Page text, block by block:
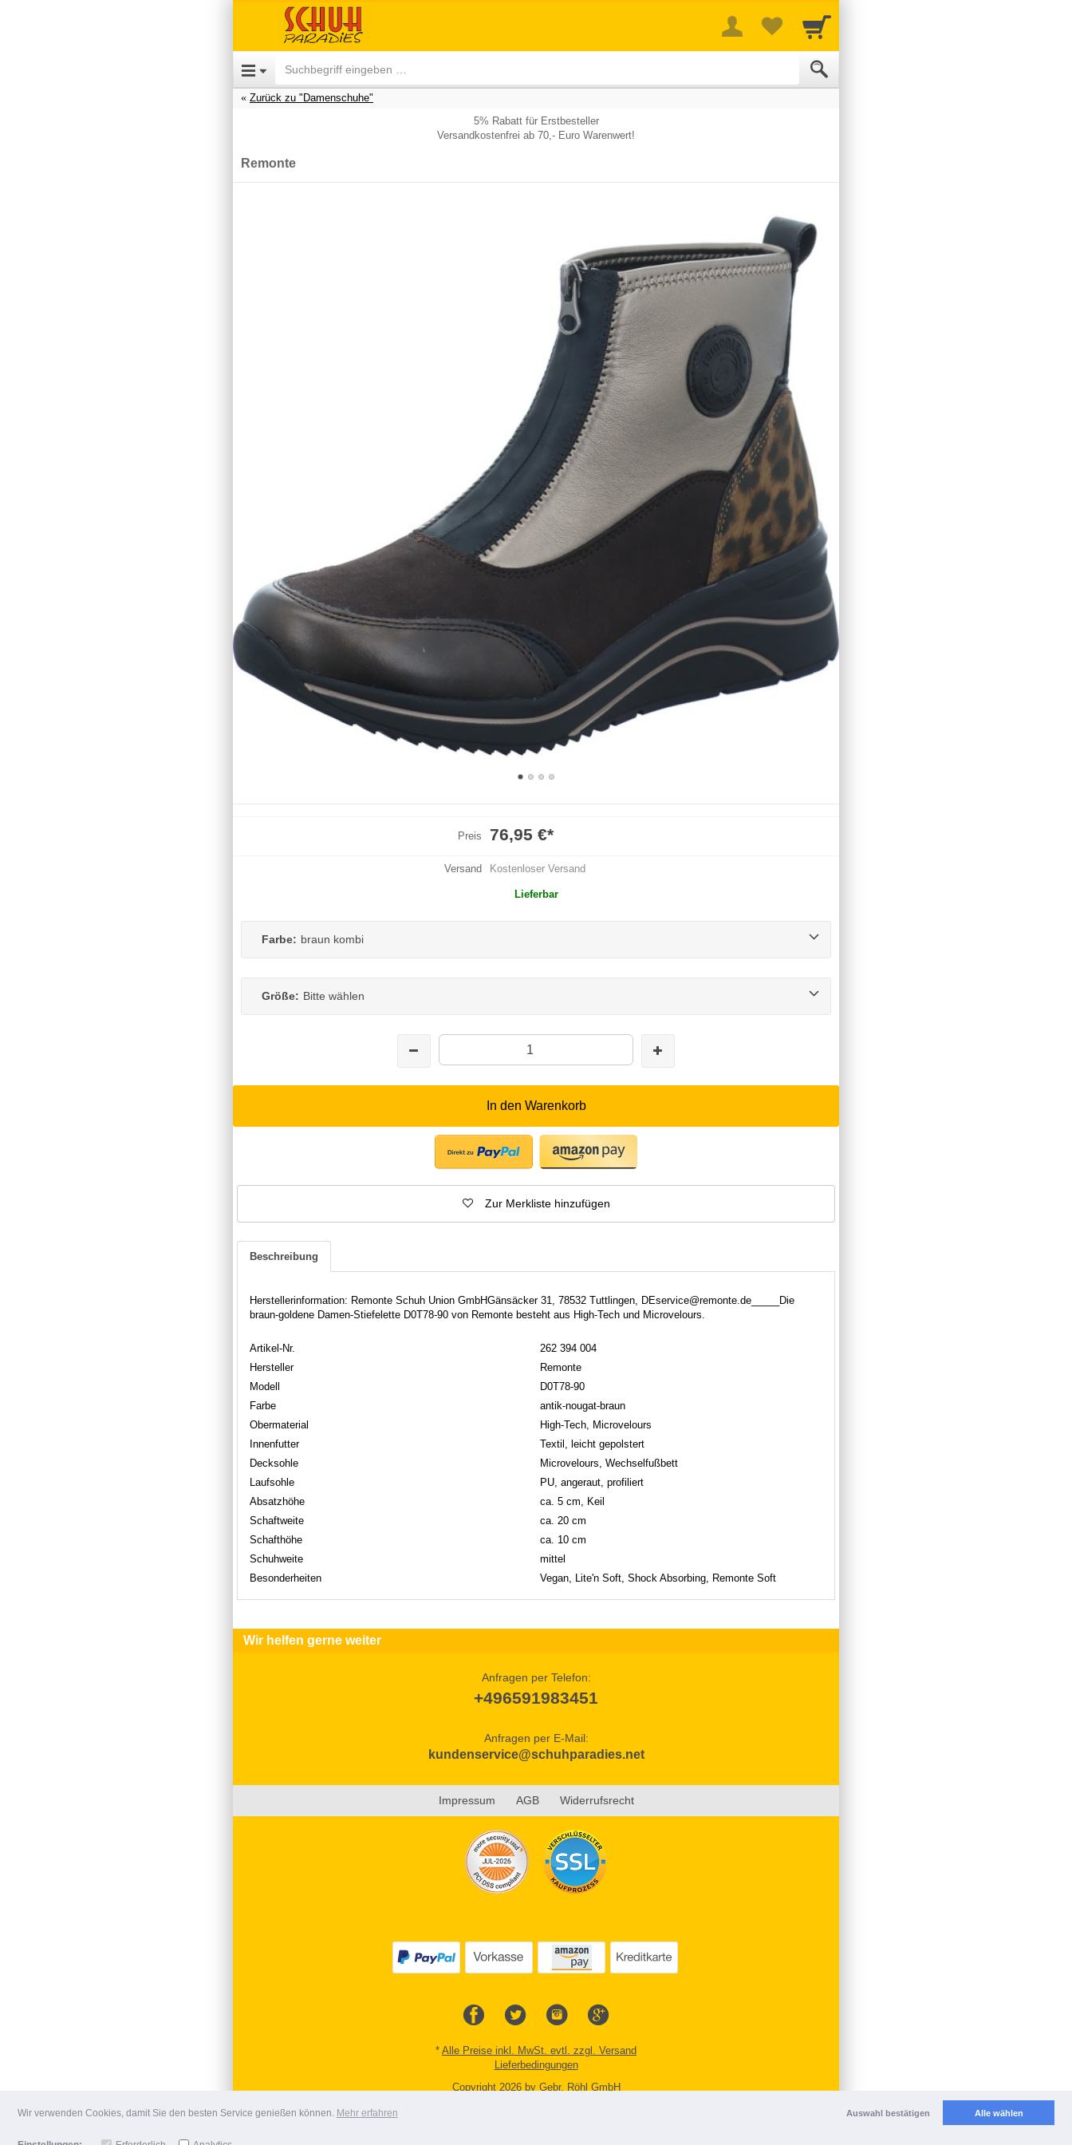
Wir verwenden Cookies, damit Sie den besten Service genießen können. Mehr erfahren Auswahl bestätigen Alle wählen
Zurück zu "Damenschuhe"
5% Rabatt für Erstbesteller
Versandkostenfrei ab 70,- Euro Warenwert!
Remonte
Preis 76,95 €*
Versand Kostenloser Versand
Lieferbar
Farbe: braun kombi
Größe: Bitte wählen
In den Warenkorb
Zur Merkliste hinzufügen
Beschreibung
Herstellerinformation: Remonte Schuh Union GmbHGänsäcker 31, 78532 Tuttlingen, DEservice@remonte.de_____Die
braun-goldene Damen-Stiefelette D0T78-90 von Remonte besteht aus High-Tech und Microvelours.
Artikel-Nr.
262 394 004
Hersteller
Remonte
Modell
D0T78-90
Farbe
antik-nougat-braun
Obermaterial
High-Tech, Microvelours
Innenfutter
Textil, leicht gepolstert
Decksohle
Microvelours, Wechselfußbett
Laufsohle
PU, angeraut, profiliert
Absatzhöhe
ca. 5 cm, Keil
Schaftweite
ca. 20 cm
Schafthöhe
ca. 10 cm
Schuhweite
mittel
Besonderheiten
Vegan, Lite'n Soft, Shock Absorbing, Remonte Soft
Wir helfen gerne weiter
Anfragen per Telefon:
+496591983451
Anfragen per E-Mail:
kundenservice@schuhparadies.net
Impressum AGB Widerrufsrecht
* Alle Preise inkl. MwSt. evtl. zzgl. Versand
Lieferbedingungen
Copyright 2026 by Gebr. Röhl GmbH